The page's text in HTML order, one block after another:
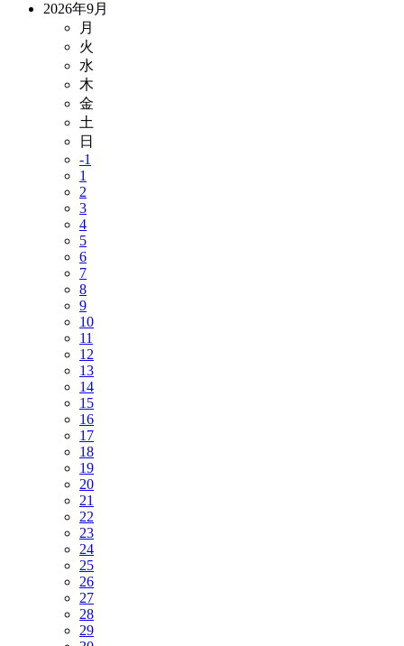
2026年9月
月
火
水
木
金
土
日
-1
1
2
3
4
5
6
7
8
9
10
11
12
13
14
15
16
17
18
19
20
21
22
23
24
25
26
27
28
29